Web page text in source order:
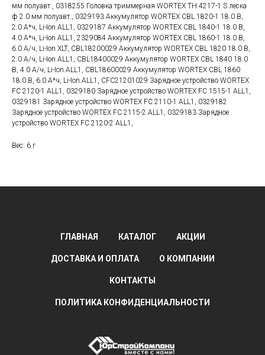
мм полуавт., 0318255 Головка триммерная WORTEX ТН 4217-1 S леска
ф 2.0 мм полуавт., 0329193 Аккумулятор WORTEX CBL 1820-1 18.0 В,
2.0 А*ч, Li-Ion ALL1, 0329187 Аккумулятор WORTEX CBL 1840-1 18.0 В,
4.0 А*ч, Li-Ion ALL1, 2329084 Аккумулятор WORTEX CBL 1860-1 18.0 В,
6.0 А/ч, Li-Ion XLT, CBL18200029 Аккумулятор WORTEX CBL 1820 18.0 В,
2.0 А/ч, Li-Ion ALL1, CBL18400029 Аккумулятор WORTEX CBL 1840 18.0
В, 4.0 А/ч, Li-Ion ALL1, CBL18600029 Аккумулятор WORTEX CBL 1860
18.0 В, 6.0 А*ч, Li-Ion ALL1, CFC21201029 Зарядное устройство WORTEX
FC 2120-1 ALL1, 0329180 Зарядное устройство WORTEX FC 1515-1 ALL1,
0329181 Зарядное устройство WORTEX FC 2110-1 ALL1, 0329182
Зарядное устройство WORTEX FC 2115-2 ALL1, 0329183 Зарядное
устройство WORTEX FC 2120-2 ALL1,
Вес: 6 г
ГЛАВНАЯ КАТАЛОГ АКЦИИ
ДОСТАВКА И ОПЛАТА О КОМПАНИИ
КОНТАКТЫ
ПОЛИТИКА КОНФИДЕНЦИАЛЬНОСТИ